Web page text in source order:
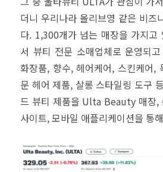
더니 우리나라 올리브영 같은 비즈
다. 1,300개가 넘는 매장을 가지고
서 뷰티 전문 소매업체로 운영되
화장품, 향수, 헤어케어, 스킨케어,
문 헤어 제품, 살롱 스타일링 도구
드 뷰티 제품을 Ulta Beauty 매장
사이트, 모바일 애플리케이션을 통